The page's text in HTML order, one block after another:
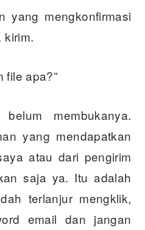
yang mengkonfirmasi
kirim.
file apa?”
membukanya.
yang mendapatkan
atau dari pengirim
saja ya. Itu adalah
terlanjur mengklik,
email dan jangan